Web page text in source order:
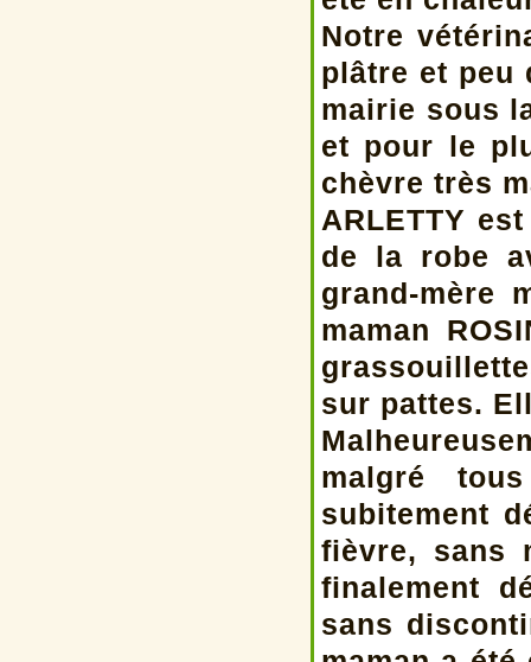
Notre
plâtre et peu
mairie sous
et pour le
chèvre très
ARLETTY
de la robe
grand-mère
maman
sur pattes.
malgré
subitement
fièvre, sans
finalement
sans